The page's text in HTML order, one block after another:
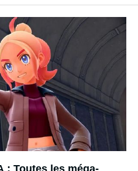
: Toutes les méga-